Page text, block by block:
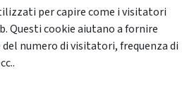
per capire come i visitatori
Questi cookie aiutano a fornire
numero di visitatori, frequenza di